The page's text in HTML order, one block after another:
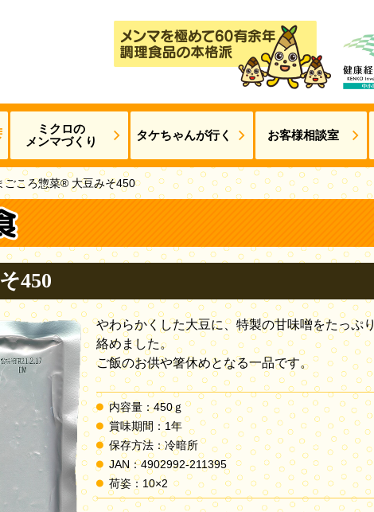
ミクロの
メンマづくり
タケちゃんが行く お客様相談室
ごころ惣菜® 大豆みそ450
450
やわらかくした大豆に、特製の甘味噌をたっぷり
絡めました。
ご飯のお供や箸休めとなる一品です。
内容量：450ｇ
賞味期間：1年
保存方法：冷暗所
JAN：4902992-211395
荷姿：10×2